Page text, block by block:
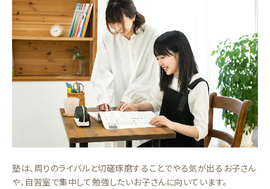
塾は、周りのライバルと切磋琢磨することでやる気が出るお子さん
や、自習室で集中して勉強したいお子さんに向いています。